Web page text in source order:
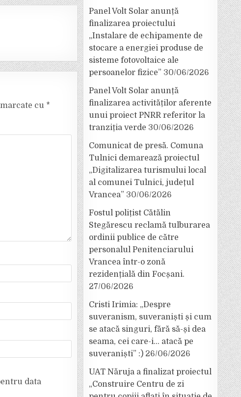
cu *
data
Panel Volt Solar anunță
finalizarea proiectului
„Instalare de echipamente de
stocare a energiei produse de
sisteme fotovoltaice ale
persoanelor fizice” 30/06/2026
Panel Volt Solar anunță
finalizarea activităților aferente
unui proiect PNRR referitor la
tranziția verde 30/06/2026
Comunicat de presă. Comuna
Tulnici demarează proiectul
„Digitalizarea turismului local
al comunei Tulnici, județul
Vrancea” 30/06/2026
Fostul polițist Cătălin
Stegărescu reclamă tulburarea
ordinii publice de către
personalul Penitenciarului
Vrancea într-o zonă
rezidențială din Focșani.
27/06/2026
Cristi Irimia: „Despre
suveranism, suveraniști și cum
se atacă singuri, fără să-și dea
seama, cei care-i… atacă pe
suveraniști” :) 26/06/2026
UAT Năruja a finalizat proiectul
„Construire Centru de zi